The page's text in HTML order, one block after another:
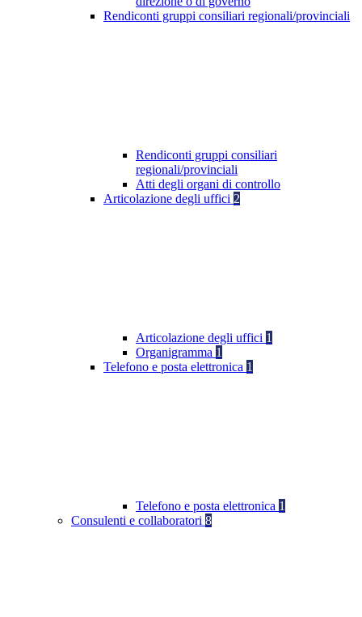
Rendiconti gruppi consiliari regionali/provinciali
Rendiconti gruppi consiliari
regionali/provinciali
Atti degli organi di controllo
Articolazione degli uffici 2
Articolazione degli uffici 1
Organigramma 1
Telefono e posta elettronica 1
Telefono e posta elettronica 1
Consulenti e collaboratori 8